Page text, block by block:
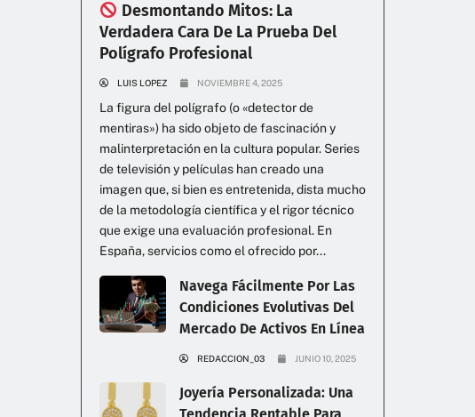
Desmontando Mitos: La
Verdadera Cara De La Prueba Del
Polígrafo Profesional
LUIS LOPEZ NOVIEMBRE 4, 2025
La figura del polígrafo (o «detector de
mentiras») ha sido objeto de fascinación y
malinterpretación en la cultura popular. Series
de televisión y películas han creado una
imagen que, si bien es entretenida, dista mucho
de la metodología científica y el rigor técnico
que exige una evaluación profesional. En
España, servicios como el ofrecido por...
Navega Fácilmente Por Las
Condiciones Evolutivas Del
Mercado De Activos En Línea
REDACCION_03 JUNIO 10, 2025
Joyería Personalizada: Una